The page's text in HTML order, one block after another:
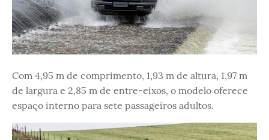
Com 4,95 m de comprimento, 1,93 m de altura, 1,97 m
de largura e 2,85 m de entre-eixos, o modelo oferece
espaço interno para sete passageiros adultos.